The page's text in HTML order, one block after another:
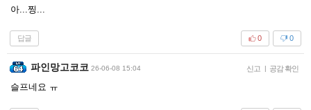
아...찡...
답글 0
0
파인망고코코 26-06-08 15:04 신고 | 공감 확인
슬프네요 ㅠ